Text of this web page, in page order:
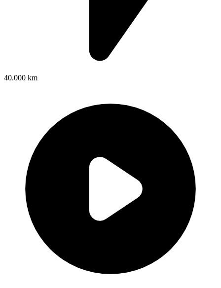
40.000 km